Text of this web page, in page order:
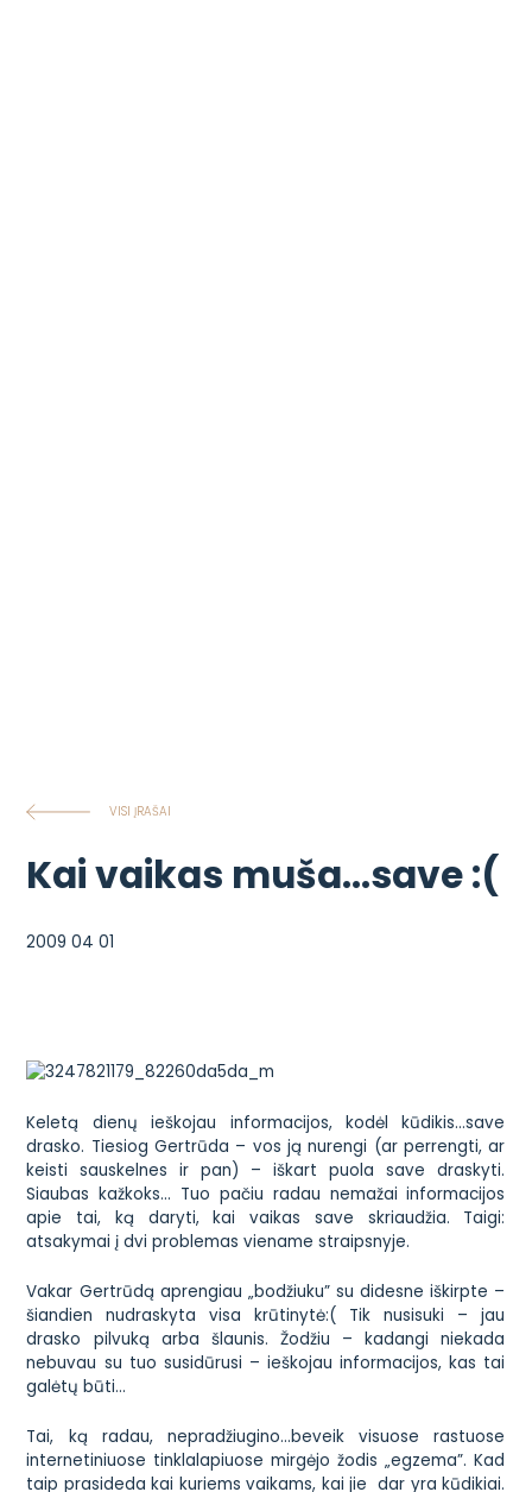
VISI ĮRAŠAI
Kai vaikas muša…save :(
2009 04 01
Keletą dienų ieškojau informacijos, kodėl kūdikis…save
drasko. Tiesiog Gertrūda – vos ją nurengi (ar perrengti, ar
keisti sauskelnes ir pan) – iškart puola save draskyti.
Siaubas kažkoks… Tuo pačiu radau nemažai informacijos
apie tai, ką daryti, kai vaikas save skriaudžia. Taigi:
atsakymai į dvi problemas viename straipsnyje.
Vakar Gertrūdą aprengiau „bodžiuku” su didesne iškirpte –
šiandien nudraskyta visa krūtinytė:( Tik nusisuki – jau
drasko pilvuką arba šlaunis. Žodžiu – kadangi niekada
nebuvau su tuo susidūrusi – ieškojau informacijos, kas tai
galėtų būti…
Tai, ką radau, nepradžiugino…beveik visuose rastuose
internetiniuose tinklalapiuose mirgėjo žodis „egzema”. Kad
taip prasideda kai kuriems vaikams, kai jie dar yra kūdikiai.